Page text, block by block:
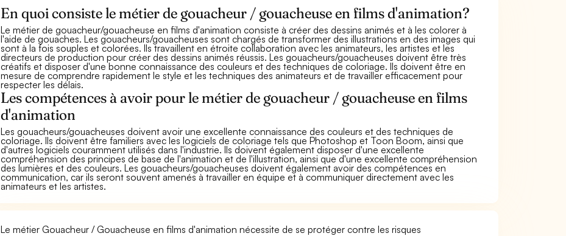
En quoi consiste le métier de gouacheur / gouacheuse en films d'animation?
Le métier de gouacheur/gouacheuse en films d'animation consiste à créer des dessins animés et à les colorer à
l'aide de gouaches. Les gouacheurs/gouacheuses sont chargés de transformer des illustrations en des images qui
sont à la fois souples et colorées. Ils travaillent en étroite collaboration avec les animateurs, les artistes et les
directeurs de production pour créer des dessins animés réussis. Les gouacheurs/gouacheuses doivent être très
créatifs et disposer d'une bonne connaissance des couleurs et des techniques de coloriage. Ils doivent être en
mesure de comprendre rapidement le style et les techniques des animateurs et de travailler efficacement pour
respecter les délais.
Les compétences à avoir pour le métier de gouacheur / gouacheuse en films
d'animation
Les gouacheurs/gouacheuses doivent avoir une excellente connaissance des couleurs et des techniques de
coloriage. Ils doivent être familiers avec les logiciels de coloriage tels que Photoshop et Toon Boom, ainsi que
d'autres logiciels couramment utilisés dans l'industrie. Ils doivent également disposer d'une excellente
compréhension des principes de base de l'animation et de l'illustration, ainsi que d'une excellente compréhension
des lumières et des couleurs. Les gouacheurs/gouacheuses doivent également avoir des compétences en
communication, car ils seront souvent amenés à travailler en équipe et à communiquer directement avec les
animateurs et les artistes.
Le métier Gouacheur / Gouacheuse en films d'animation nécessite de se protéger contre les risques